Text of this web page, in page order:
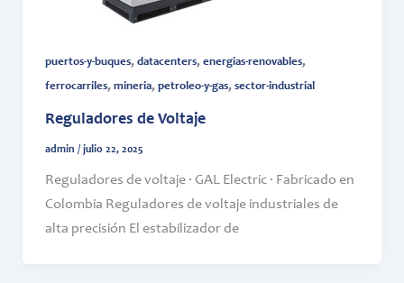
puertos-y-buques, datacenters, energias-renovables,
ferrocarriles, mineria, petroleo-y-gas, sector-industrial
Reguladores de Voltaje
admin / julio 22, 2025
Reguladores de voltaje · GAL Electric · Fabricado en
Colombia Reguladores de voltaje industriales de
alta precisión El estabilizador de